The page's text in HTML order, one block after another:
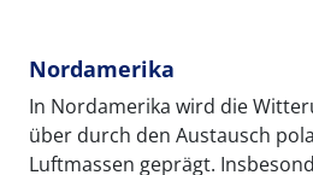
Nordamerika
In Nordamerika wird die
über durch den Austausch
Luftmassen geprägt.